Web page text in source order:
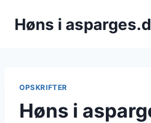
Høns i
OPSKRIFTER
Høns i